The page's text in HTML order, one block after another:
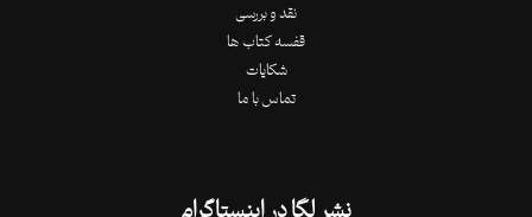
نقد و بررسی
قفسه کتاب ها
شکایات
تماس با ما